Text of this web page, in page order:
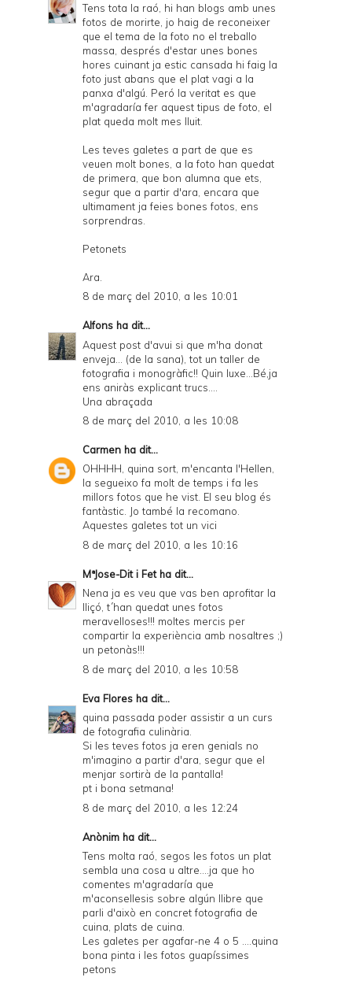
Tens tota la raó, hi han blogs amb unes
fotos de morirte, jo haig de reconeixer
que el tema de la foto no el treballo
massa, després d'estar unes bones
hores cuinant ja estic cansada hi faig la
foto just abans que el plat vagi a la
panxa d'algú. Peró la veritat es que
m'agradaría fer aquest tipus de foto, el
plat queda molt mes lluit.
Les teves galetes a part de que es
veuen molt bones, a la foto han quedat
de primera, que bon alumna que ets,
segur que a partir d'ara, encara que
ultimament ja feies bones fotos, ens
sorprendras.
Petonets
Ara.
8 de març del 2010, a les 10:01
Alfons ha dit...
Aquest post d'avui si que m'ha donat
enveja... (de la sana), tot un taller de
fotografia i monogràfic!! Quin luxe...Bé,ja
ens aniràs explicant trucs....
Una abraçada
8 de març del 2010, a les 10:08
Carmen ha dit...
OHHHH, quina sort, m'encanta l'Hellen,
la segueixo fa molt de temps i fa les
millors fotos que he vist. El seu blog és
fantàstic. Jo també la recomano.
Aquestes galetes tot un vici
8 de març del 2010, a les 10:16
MªJose-Dit i Fetha dit...
Nena ja es veu que vas ben aprofitar la
lliçó, t´han quedat unes fotos
meravelloses!!! moltes mercis per
compartir la experiència amb nosaltres ;)
un petonàs!!!
8 de març del 2010, a les 10:58
Eva Flores ha dit...
quina passada poder assistir a un curs
de fotografia culinària.
Si les teves fotos ja eren genials no
m'imagino a partir d'ara, segur que el
menjar sortirà de la pantalla!
pt i bona setmana!
8 de març del 2010, a les 12:24
Anònim ha dit...
Tens molta raó, segos les fotos un plat
sembla una cosa u altre....ja que ho
comentes m'agradaría que
m'aconsellesis sobre algún llibre que
parli d'això en concret fotografia de
cuina, plats de cuina.
Les galetes per agafar-ne 4 o 5 ....quina
bona pinta i les fotos guapíssimes
petons